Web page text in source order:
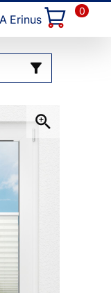
Erinus
0